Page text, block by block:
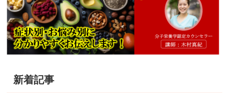
新着記事